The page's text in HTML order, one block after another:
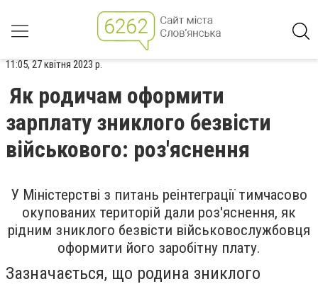
11:05, 27 квітня 2023 р.
Як родичам оформити
зарплату зниклого безвісти
військового: роз'яснення
У Міністерстві з питань реінтеграції тимчасово
окупованих територій дали роз'яснення, як
рідним зниклого безвісти військовослужбовця
оформити його заробітну плату.
Зазначається, що родина зниклого